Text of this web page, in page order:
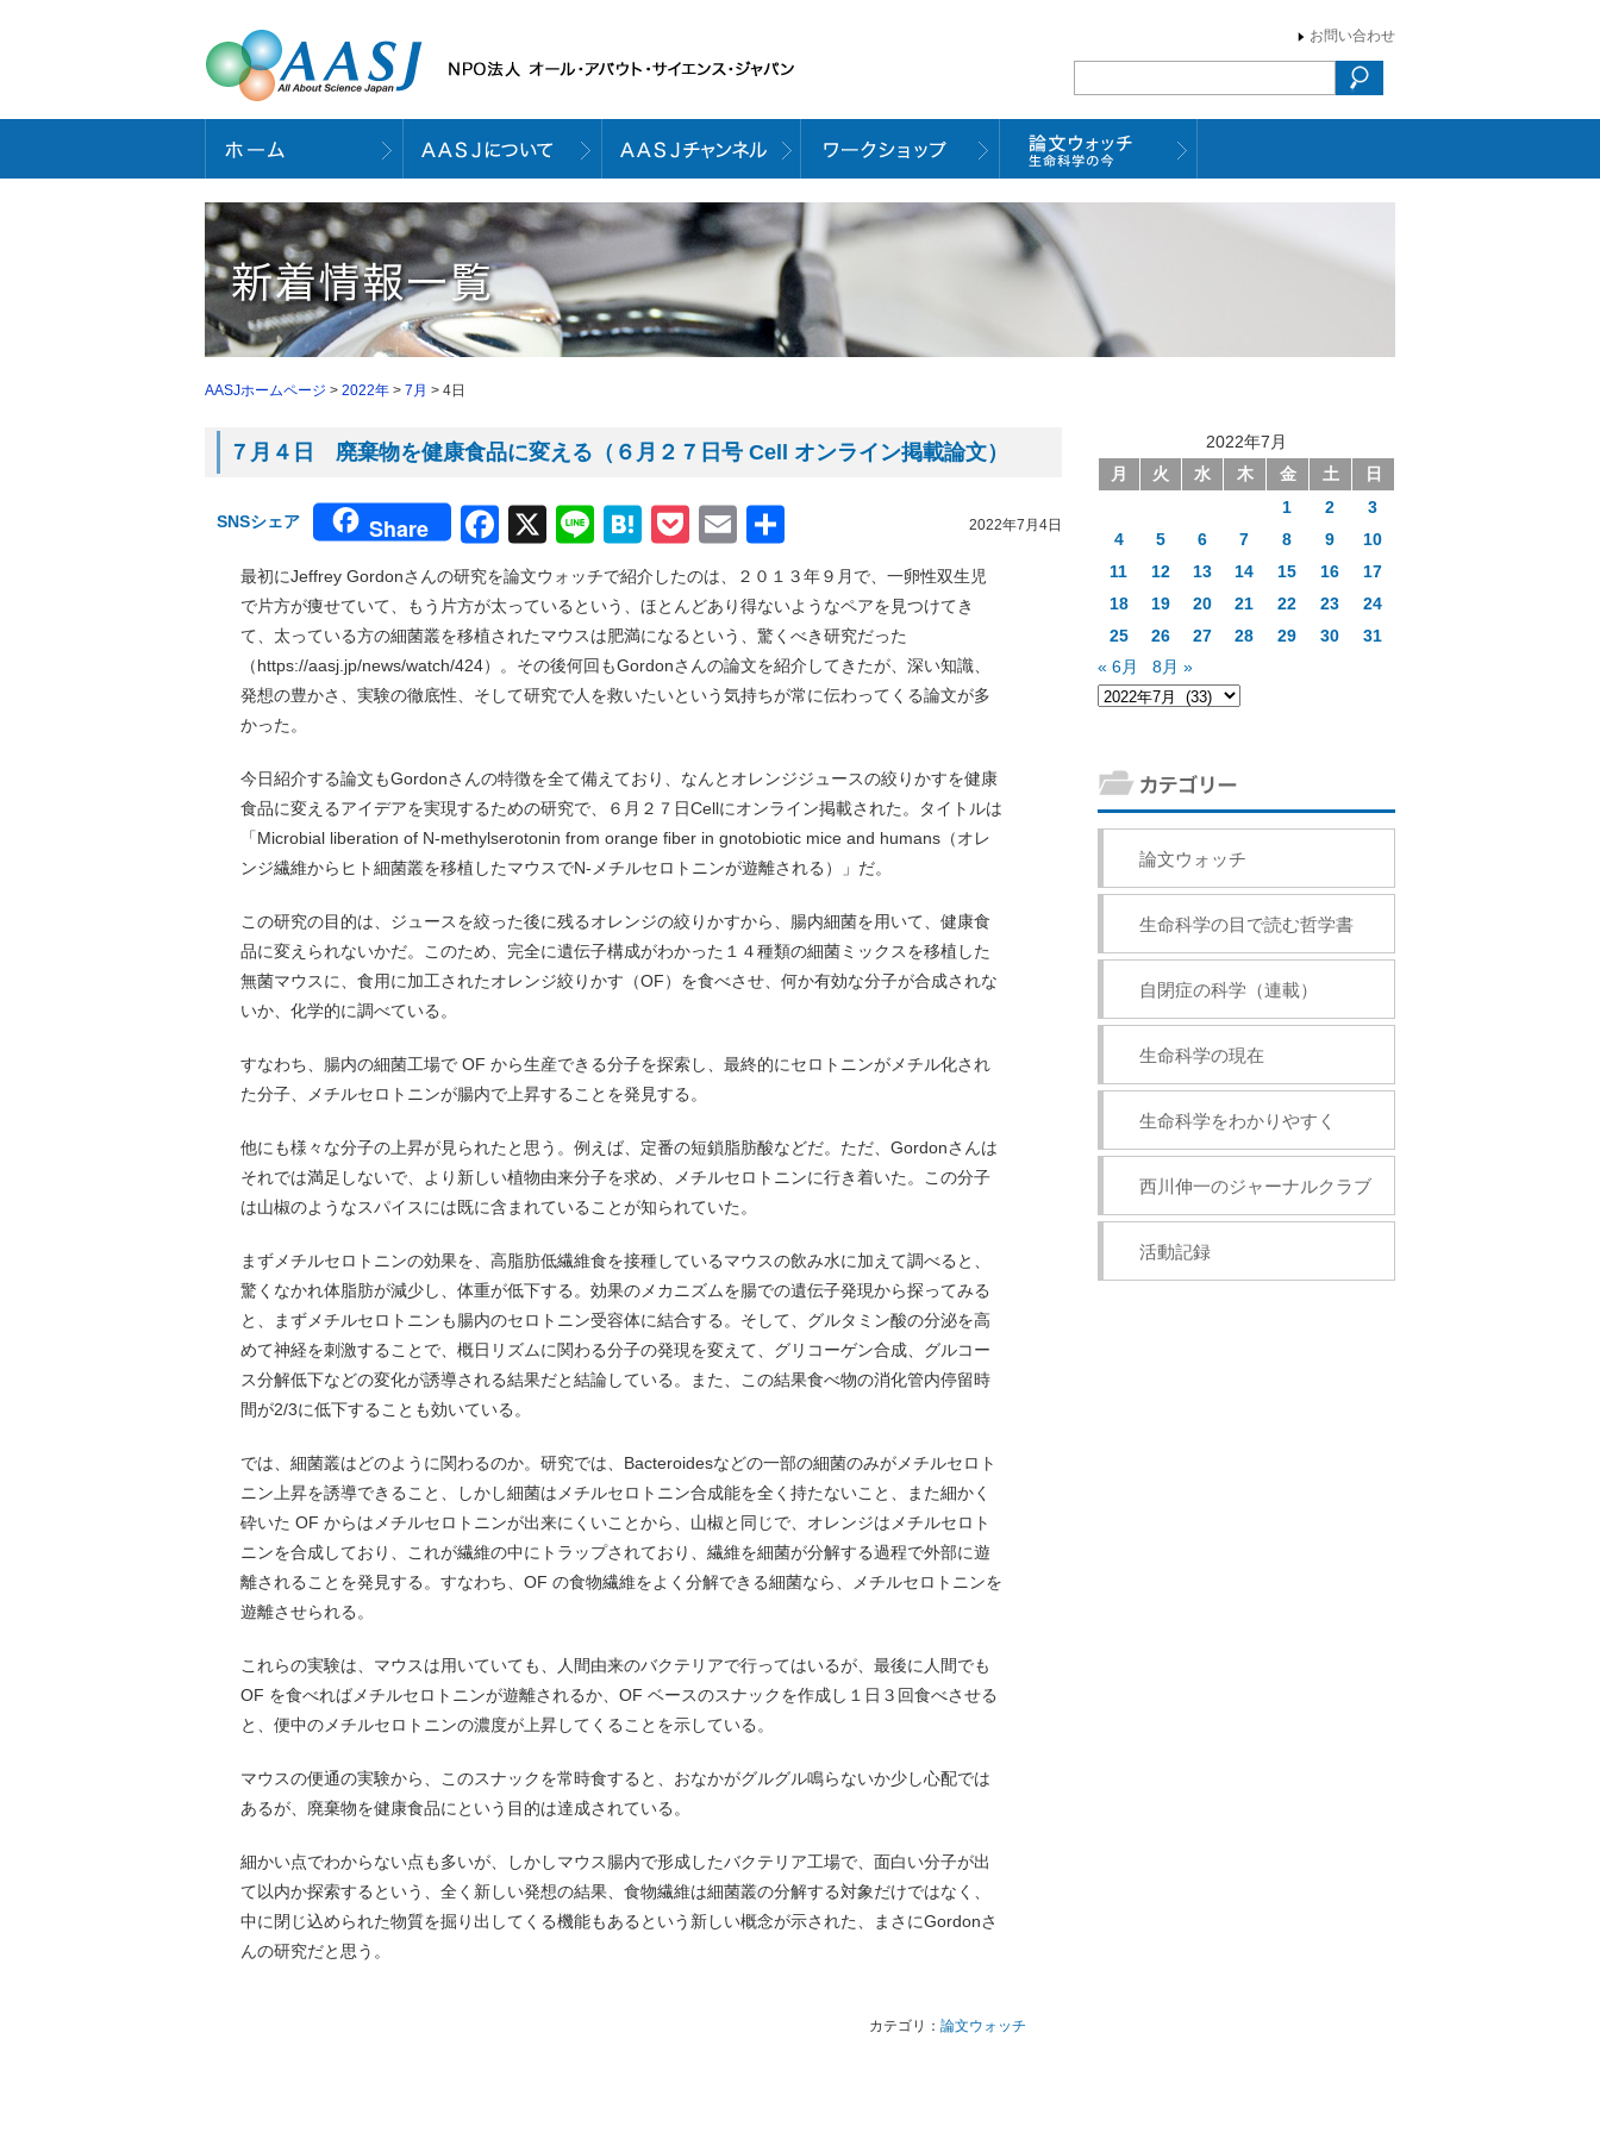
お問い合わせ
AASJホームページ > 2022年 > 7月 > 4日
７月４日 廃棄物を健康食品に変える（６月２７日号 Cell オンライン掲載論文）
2022年7月4日
SNSシェア Share Facebook
X LineHatena
Pocket
Email
有
最初にJeffrey Gordonさんの研究を論文ウォッチで紹介したのは、２０１３年９月で、一卵性双生児
で片方が痩せていて、もう片方が太っているという、ほとんどあり得ないようなペアを見つけてき
て、太っている方の細菌叢を移植されたマウスは肥満になるという、驚くべき研究だった
（https://aasj.jp/news/watch/424）。その後何回もGordonさんの論文を紹介してきたが、深い知識、
発想の豊かさ、実験の徹底性、そして研究で人を救いたいという気持ちが常に伝わってくる論文が多
かった。
今日紹介する論文もGordonさんの特徴を全て備えており、なんとオレンジジュースの絞りかすを健康
食品に変えるアイデアを実現するための研究で、６月２７日Cellにオンライン掲載された。タイトルは
「Microbial liberation of N-methylserotonin from orange ﬁber in gnotobiotic mice and humans（オレ
ンジ繊維からヒト細菌叢を移植したマウスでN-メチルセロトニンが遊離される）」だ。
この研究の目的は、ジュースを絞った後に残るオレンジの絞りかすから、腸内細菌を用いて、健康食
品に変えられないかだ。このため、完全に遺伝子構成がわかった１４種類の細菌ミックスを移植した
無菌マウスに、食用に加工されたオレンジ絞りかす（OF）を食べさせ、何か有効な分子が合成されな
いか、化学的に調べている。
すなわち、腸内の細菌工場で OF から生産できる分子を探索し、最終的にセロトニンがメチル化され
た分子、メチルセロトニンが腸内で上昇することを発見する。
他にも様々な分子の上昇が見られたと思う。例えば、定番の短鎖脂肪酸などだ。ただ、Gordonさんは
それでは満足しないで、より新しい植物由来分子を求め、メチルセロトニンに行き着いた。この分子
は山椒のようなスパイスには既に含まれていることが知られていた。
まずメチルセロトニンの効果を、高脂肪低繊維食を接種しているマウスの飲み水に加えて調べると、
驚くなかれ体脂肪が減少し、体重が低下する。効果のメカニズムを腸での遺伝子発現から探ってみる
と、まずメチルセロトニンも腸内のセロトニン受容体に結合する。そして、グルタミン酸の分泌を高
めて神経を刺激することで、概日リズムに関わる分子の発現を変えて、グリコーゲン合成、グルコー
ス分解低下などの変化が誘導される結果だと結論している。また、この結果食べ物の消化管内停留時
間が2/3に低下することも効いている。
では、細菌叢はどのように関わるのか。研究では、Bacteroidesなどの一部の細菌のみがメチルセロト
ニン上昇を誘導できること、しかし細菌はメチルセロトニン合成能を全く持たないこと、また細かく
砕いた OF からはメチルセロトニンが出来にくいことから、山椒と同じで、オレンジはメチルセロト
ニンを合成しており、これが繊維の中にトラップされており、繊維を細菌が分解する過程で外部に遊
離されることを発見する。すなわち、OF の食物繊維をよく分解できる細菌なら、メチルセロトニンを
遊離させられる。
これらの実験は、マウスは用いていても、人間由来のバクテリアで行ってはいるが、最後に人間でも
OF を食べればメチルセロトニンが遊離されるか、OF ベースのスナックを作成し１日３回食べさせる
と、便中のメチルセロトニンの濃度が上昇してくることを示している。
マウスの便通の実験から、このスナックを常時食すると、おなかがグルグル鳴らないか少し心配では
あるが、廃棄物を健康食品にという目的は達成されている。
細かい点でわからない点も多いが、しかしマウス腸内で形成したバクテリア工場で、面白い分子が出
て以内か探索するという、全く新しい発想の結果、食物繊維は細菌叢の分解する対象だけではなく、
中に閉じ込められた物質を掘り出してくる機能もあるという新しい概念が示された、まさにGordonさ
んの研究だと思う。
カテゴリ： 論文ウォッチ
2022年7月
月
火 水 木 金 土
日
1
2
3
4
5 6 7 8 9
10
11
12 13 14 15 16
17
18
19 20 21 22 23
24
25
26 27 28 29 30
31
« 6月
8月 »
論文ウォッチ
生命科学の目で読む哲学書
自閉症の科学（連載）
生命科学の現在
生命科学をわかりやすく
西川伸一のジャーナルクラブ
活動記録